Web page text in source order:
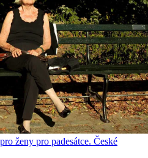
ženy pro padesátce. České